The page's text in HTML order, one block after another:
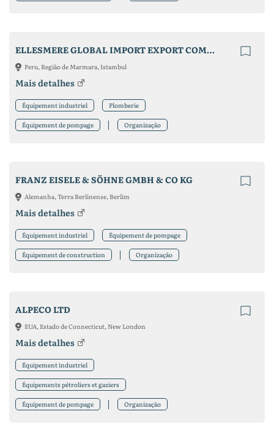
ELLESMERE GLOBAL IMPORT EXPORT COMPANY LIMITED
Peru, Região de Marmara, Istambul
Mais detalhes
Équipement industriel Plomberie
Équipement de pompage Organização
FRANZ EISELE & SÖHNE GMBH & CO KG
Alemanha, Terra Berlinense, Berlim
Mais detalhes
Équipement industriel Équipement de pompage
Équipement de construction Organização
ALPECO LTD
EUA, Estado de Connecticut, New London
Mais detalhes
Équipement industriel
Équipements pétroliers et gaziers
Équipement de pompage Organização